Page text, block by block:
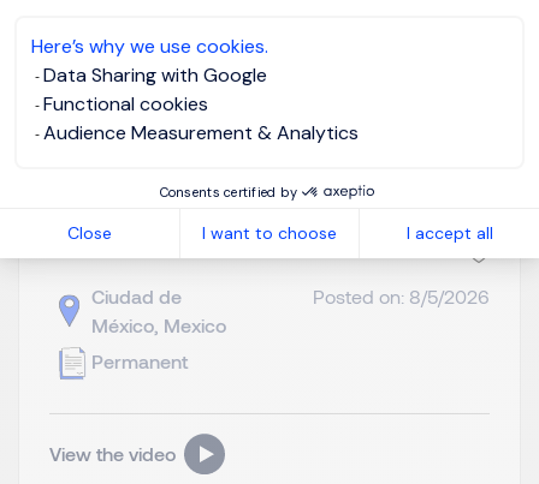
Here’s why we use cookies.
Data Sharing with Google
Functional cookies
Audience Measurement & Analytics
Consents certified by
Close I want to choose I accept all
View job and apply
KAM Sr. Abarroteros
Ciudad de
México, Mexico
Permanent
Posted on: 8/5/2026
View the video